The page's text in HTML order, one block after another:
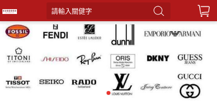
請輸入關健字